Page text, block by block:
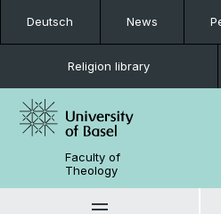
Deutsch News
Religion library
Faculty of
Theology